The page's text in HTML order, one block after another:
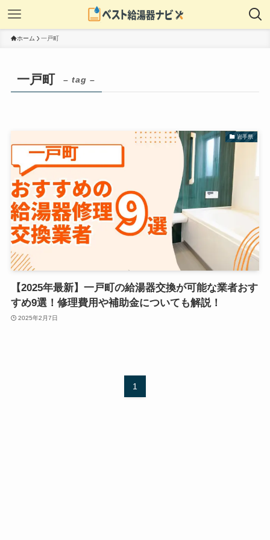
ホーム 一戸町
一戸町 – tag –
岩手県
【2025年最新】一戸町の給湯器交換が可能な業者おす
すめ9選！修理費用や補助金についても解説！
2025年2月7日
1